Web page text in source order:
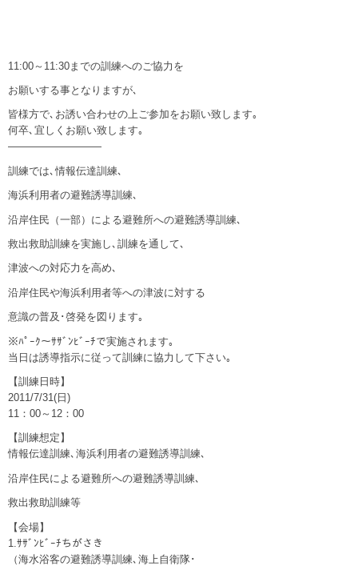
11:00～11:30までの訓練へのご協力を
お願いする事となりますが､
皆様方で､お誘い合わせの上ご参加をお願い致します｡
何卒､宜しくお願い致します｡
—————————
訓練では､情報伝達訓練､
海浜利用者の避難誘導訓練､
沿岸住民（一部）による避難所への避難誘導訓練､
救出救助訓練を実施し､訓練を通して､
津波への対応力を高め､
沿岸住民や海浜利用者等への津波に対する
意識の普及･啓発を図ります｡
※ﾊﾟｰｸ～ｻｻﾞﾝﾋﾞｰﾁで実施されます｡
当日は誘導指示に従って訓練に協力して下さい｡
【訓練日時】
2011/7/31(日)
11：00～12：00
【訓練想定】
情報伝達訓練､海浜利用者の避難誘導訓練､
沿岸住民による避難所への避難誘導訓練､
救出救助訓練等
【会場】
1.ｻｻﾞﾝﾋﾞｰﾁちがさき
（海水浴客の避難誘導訓練､海上自衛隊･